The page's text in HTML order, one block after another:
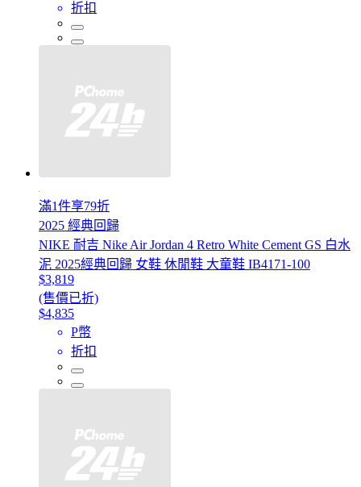
折扣
滿1件享79折
2025 經典回歸
NIKE 耐吉 Nike Air Jordan 4 Retro White Cement GS 白水
泥 2025經典回歸 女鞋 休閒鞋 大童鞋 IB4171-100
$3,819
(售價已折)
$4,835
P幣
折扣